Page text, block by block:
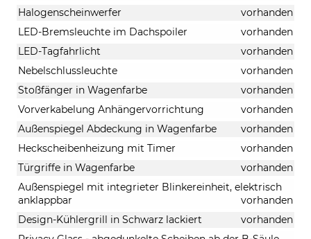
Halogenscheinwerfer
vorhanden
LED-Bremsleuchte im Dachspoiler
vorhanden
LED-Tagfahrlicht
vorhanden
Nebelschlussleuchte
vorhanden
Stoßfänger in Wagenfarbe
vorhanden
Vorverkabelung Anhängervorrichtung
vorhanden
Außenspiegel Abdeckung in Wagenfarbe
vorhanden
Heckscheibenheizung mit Timer
vorhanden
Türgriffe in Wagenfarbe
vorhanden
Außenspiegel mit integrieter Blinkereinheit, elektrisch
anklappbar
vorhanden
Design-Kühlergrill in Schwarz lackiert
vorhanden